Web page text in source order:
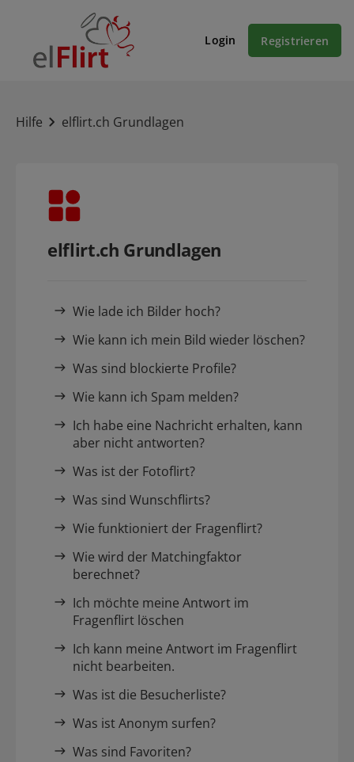
Login Registrieren
Hilfe elflirt.ch Grundlagen
elflirt.ch Grundlagen
Wie lade ich Bilder hoch?
Wie kann ich mein Bild wieder löschen?
Was sind blockierte Profile?
Wie kann ich Spam melden?
Ich habe eine Nachricht erhalten, kann
aber nicht antworten?
Was ist der Fotoflirt?
Was sind Wunschflirts?
Wie funktioniert der Fragenflirt?
Wie wird der Matchingfaktor
berechnet?
Ich möchte meine Antwort im
Fragenflirt löschen
Ich kann meine Antwort im Fragenflirt
nicht bearbeiten.
Was ist die Besucherliste?
Was ist Anonym surfen?
Was sind Favoriten?